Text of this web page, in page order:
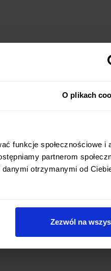
O plikach
funkcje społecznościowe i
partnerom
otrzymanymi od
Zezwól na